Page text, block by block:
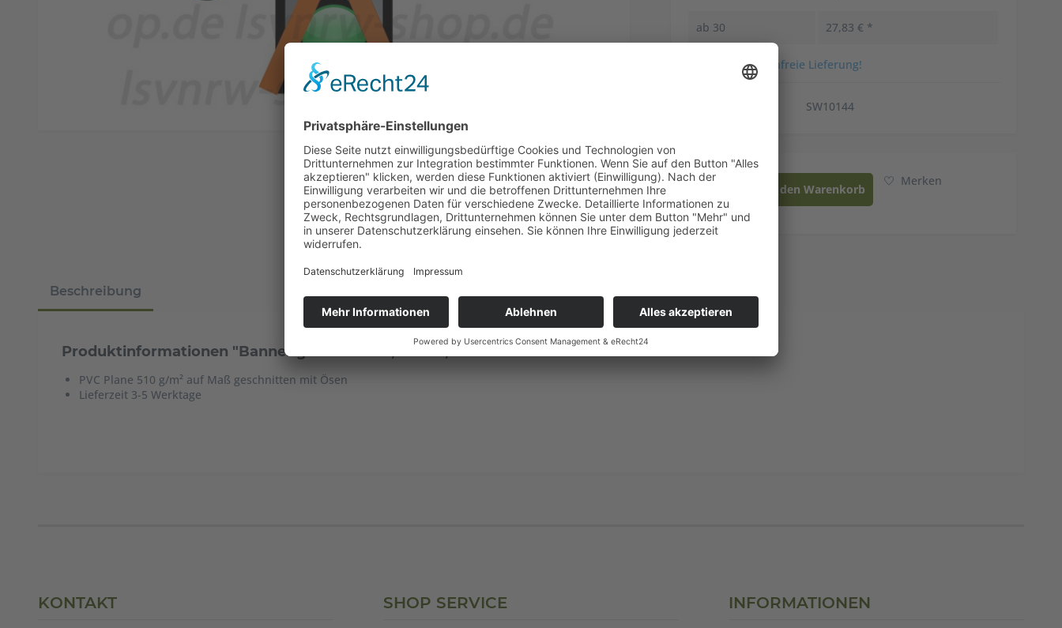
ab 30 27,83 € *
Versandkostenfreie Lieferung!
SW10144
In den Warenkorb
Merken
Beschreibung
Produktinformationen "Banner gehAMPEL! 1,2m x 0,90m"
PVC Plane 510 g/m² auf Maß geschnitten mit Ösen
Lieferzeit 3-5 Werktage
KONTAKT SHOP SERVICE INFORMATIONEN